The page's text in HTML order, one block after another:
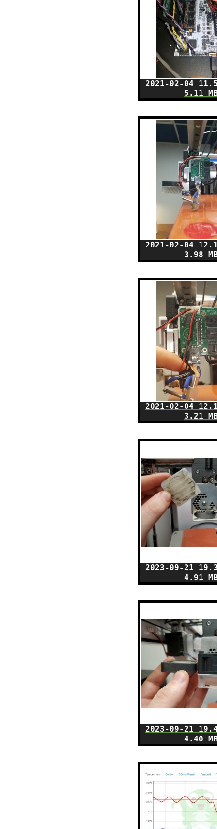
2021-02-04
5.11
2021-02-04
3.98
2021-02-04
3.21
2023-09-21
4.91
2023-09-21
4.40